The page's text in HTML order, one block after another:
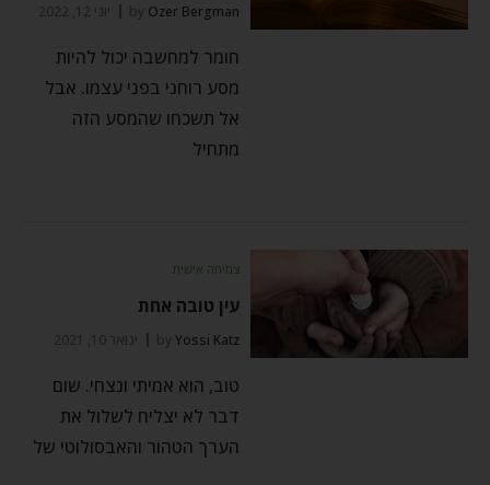
by Ozer Bergman יוני 12, 2022
חומר למחשבה יכול להיות
מסע רוחני בפני עצמו. אבל
אל תשכחו שהמסע הזה
מתחיל
צמיחה אישית
עין טובה אחת
byYossi Katz ינואר 10, 2021
טוב, הוא אמיתי ונצחי. שום
דבר לא יצליח לשלול את
הערך הטהור והאבסולוטי של